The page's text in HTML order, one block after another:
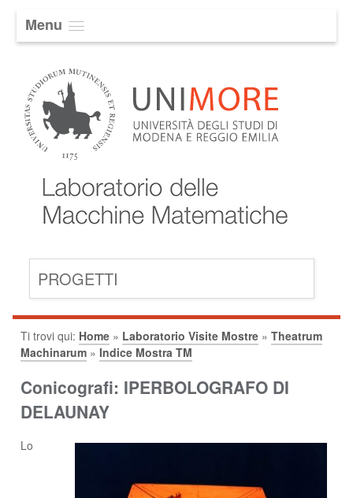
Menu
PROGETTI
Ti trovi qui: Home » Laboratorio Visite Mostre » Theatrum
Machinarum » Indice Mostra TM
Conicografi: IPERBOLOGRAFO DI
DELAUNAY
Lo